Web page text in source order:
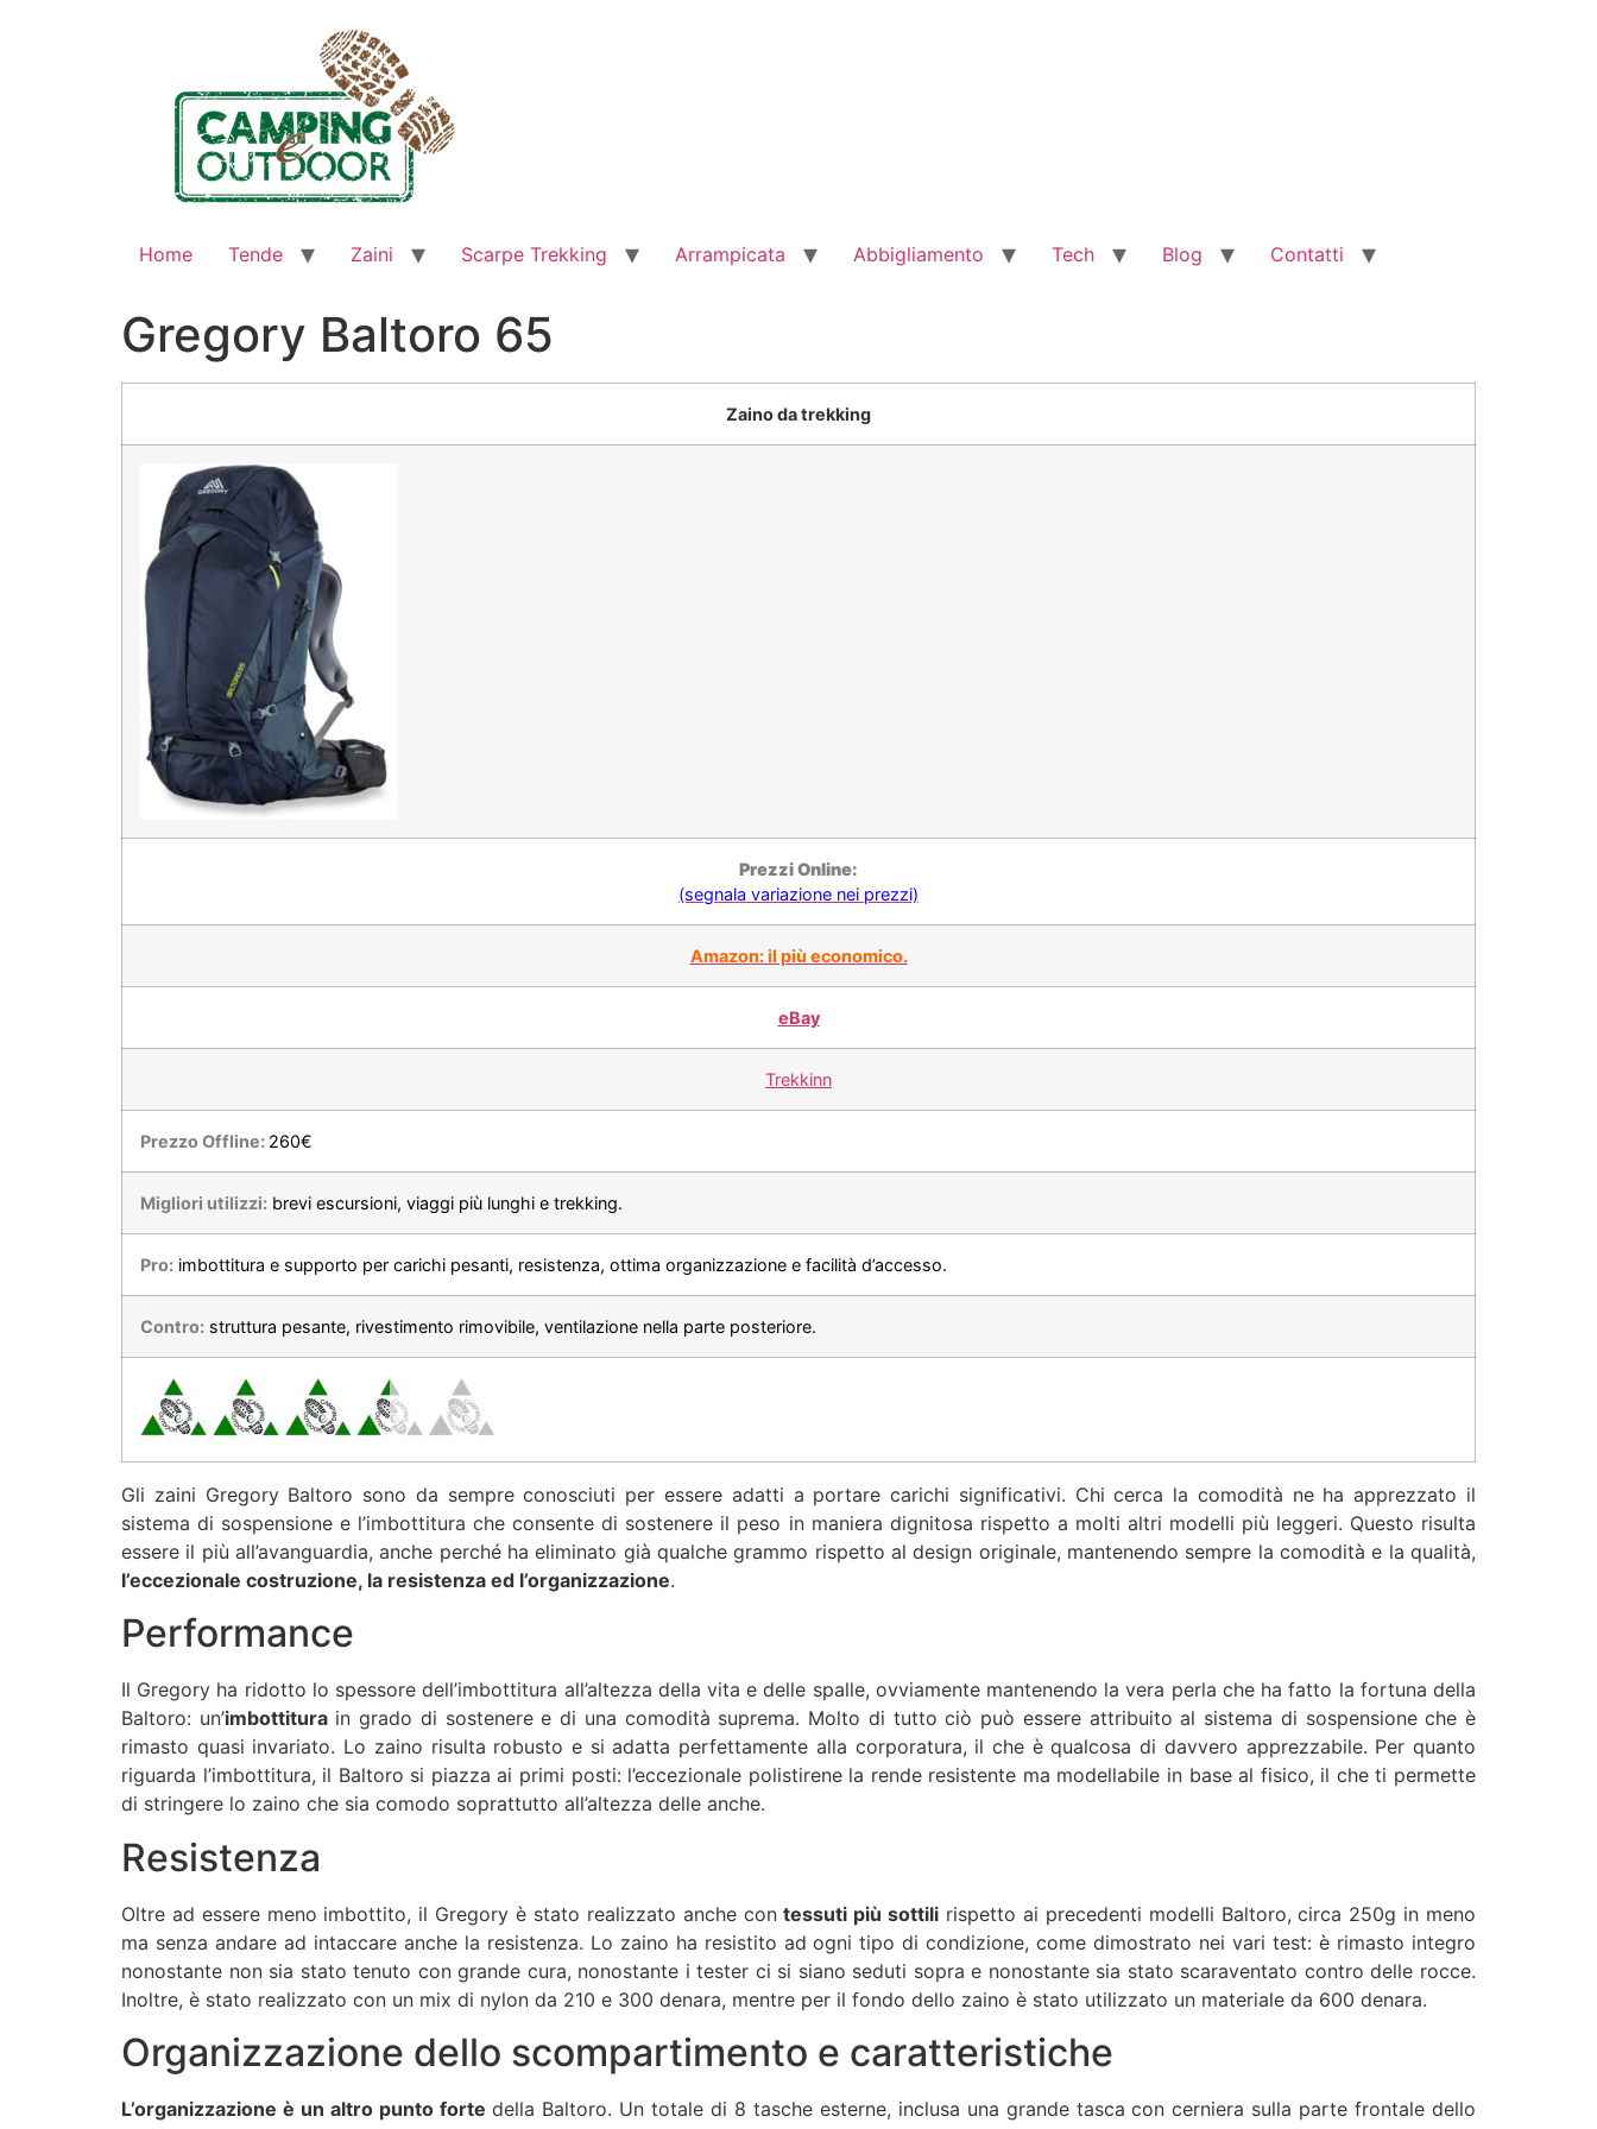
Home Tende Zaini Scarpe Trekking Arrampicata Abbigliamento Tech Blog Contatti
Gregory Baltoro 65
Zaino da trekking
Prezzi Online:
(segnala variazione nei prezzi)
Amazon: il più economico.
eBay
Trekkinn
Prezzo Offline: 260€
Migliori utilizzi: brevi escursioni, viaggi più lunghi e trekking.
Pro: imbottitura e supporto per carichi pesanti, resistenza, ottima organizzazione e facilità d’accesso.
Contro: struttura pesante, rivestimento rimovibile, ventilazione nella parte posteriore.
Gli zaini Gregory Baltoro sono da sempre conosciuti per essere adatti a portare carichi significativi. Chi cerca la comodità ne ha apprezzato il
sistema di sospensione e l’imbottitura che consente di sostenere il peso in maniera dignitosa rispetto a molti altri modelli più leggeri. Questo risulta
essere il più all’avanguardia, anche perché ha eliminato già qualche grammo rispetto al design originale, mantenendo sempre la comodità e la qualità,
l’eccezionale costruzione, la resistenza ed l’organizzazione.
Performance
Il Gregory ha ridotto lo spessore dell’imbottitura all’altezza della vita e delle spalle, ovviamente mantenendo la vera perla che ha fatto la fortuna della
Baltoro: un’imbottiturain grado di sostenere e di una comodità suprema. Molto di tutto ciò può essere attribuito al sistema di sospensione che è
rimasto quasi invariato. Lo zaino risulta robusto e si adatta perfettamente alla corporatura, il che è qualcosa di davvero apprezzabile. Per quanto
riguarda l’imbottitura, il Baltoro si piazza ai primi posti: l’eccezionale polistirene la rende resistente ma modellabile in base al fisico, il che ti permette
di stringere lo zaino che sia comodo soprattutto all’altezza delle anche.
Resistenza
Oltre ad essere meno imbottito, il Gregory è stato realizzato anche contessuti più sottili rispetto ai precedenti modelli Baltoro, circa 250g in meno
ma senza andare ad intaccare anche la resistenza. Lo zaino ha resistito ad ogni tipo di condizione, come dimostrato nei vari test: è rimasto integro
nonostante non sia stato tenuto con grande cura, nonostante i tester ci si siano seduti sopra e nonostante sia stato scaraventato contro delle rocce.
Inoltre, è stato realizzato con un mix di nylon da 210 e 300 denara, mentre per il fondo dello zaino è stato utilizzato un materiale da 600 denara.
Organizzazione dello scompartimento e caratteristiche
L’organizzazione è un altro punto forte della Baltoro. Un totale di 8 tasche esterne, inclusa una grande tasca con cerniera sulla parte frontale dello